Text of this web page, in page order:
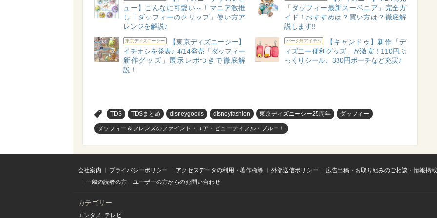
ュー】こんなに可愛い～！マニア激推
し「ダッフィーのクリップ」使い方ア
レンジを解説♪
「ダッフィー最新スーベニア」完全ガ
イド！おすすめは？買い方は？徹底解
説します!!
東京ディズニーシー
【東京ディズニーシー】
イチオシを発表♪ 4/14発売「ダッフィー
新作グッズ」展示レポつきで徹底解
説！
パーク外アイテム
【キャンドゥ】新作「デ
ィズニー便利グッズ」が激安！110円ぷ
っくりシール、330円ポーチなど充実♪
TDS TDSまとめ disneygoods disneyfashion 東京ディズニーシー25周年 ダッフィー
ダッフィー＆フレンズのファインド・ユア・ビューティフル・ブルー！
会社案内 プライバシーポリシー アクセスデータの利用・著作権等 外部送信ポリシー
広告出稿・お取り組みのご相談・情報掲
一般の読者の方・ユーザーの方からのお問い合わせ
カテゴリー
エンタメ･テレビ